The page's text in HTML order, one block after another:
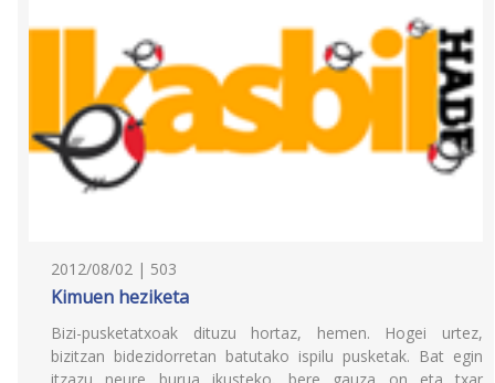
2012/08/02 | 503
Kimuen heziketa
Bizi-pusketatxoak dituzu hortaz, hemen. Hogei urtez,
bizitzan bidezidorretan batutako ispilu pusketak. Bat egin